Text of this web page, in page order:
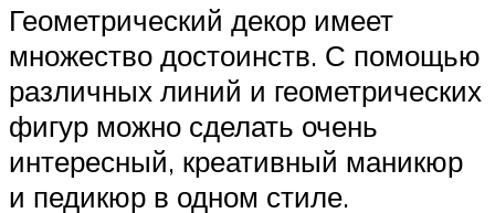
Геометрический декор имеет
множество достоинств. С помощью
различных линий и геометрических
фигур можно сделать очень
интересный, креативный маникюр
и педикюр в одном стиле.